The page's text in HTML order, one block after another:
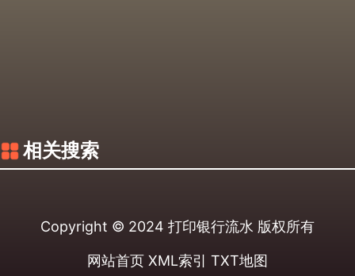
相关搜索
Copyright © 2024 打印银行流水 版权所有
网站首页 XML索引 TXT地图